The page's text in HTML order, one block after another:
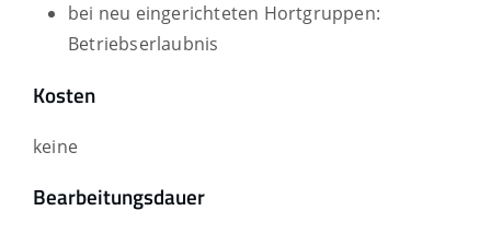
bei neu eingerichteten Hortgruppen:
Betriebserlaubnis
Kosten
keine
Bearbeitungsdauer